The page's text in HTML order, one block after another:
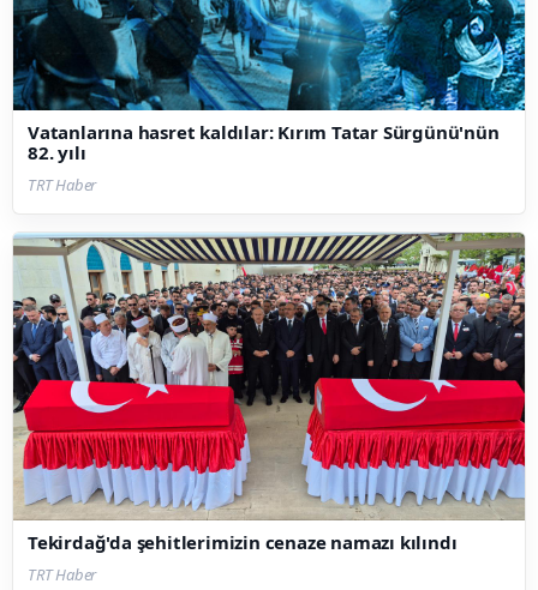
Vatanlarına hasret kaldılar: Kırım Tatar Sürgünü'nün
82. yılı
TRT Haber
Tekirdağ'da şehitlerimizin cenaze namazı kılındı
TRT Haber